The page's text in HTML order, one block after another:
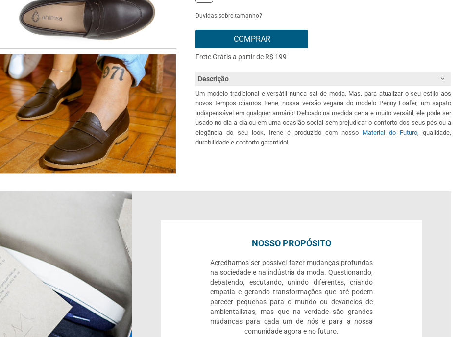
Dúvidas sobre tamanho?
COMPRAR
Frete Grátis a partir de R$ 199
Descrição
Um modelo tradicional e versátil nunca sai de moda. Mas, para atualizar o seu estilo aos
novos tempos criamos Irene, nossa versão vegana do modelo Penny Loafer, um sapato
indispensável em qualquer armário! Delicado na medida certa e muito versátil, ele pode ser
usado no dia a dia ou em uma ocasião social sem prejudicar o conforto dos seus pés ou a
elegância do seu look. Irene é produzido com nosso Material do Futuro, qualidade,
durabilidade e conforto garantido!
NOSSO PROPÓSITO
Acreditamos ser possível fazer mudanças profundas
na sociedade e na indústria da moda. Questionando,
debatendo, escutando, unindo diferentes, criando
empatia e gerando transformações que até podem
parecer pequenas para o mundo ou devaneios de
ambientalistas, mas que na verdade são grandes
mudanças para cada um de nós e para a nossa
comunidade agora e no futuro.